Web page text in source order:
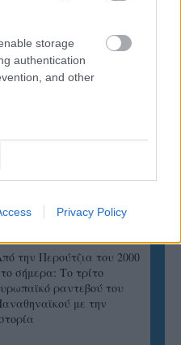
storage
authentication
and other
Privacy Policy
η Μπενφίκα του Ψάρρα
Βίλτενμπουργκ
ΠΕΝΥ ΡΟΝΤΟΓΙΑΝΝΗ
την Περούτζια του 2000
σήμερα: Tο τρίτο
ραντεβού του
με την